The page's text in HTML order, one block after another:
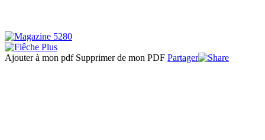
Ajouter à mon pdf Supprimer de mon PDF Partager